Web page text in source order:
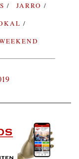
JARRO